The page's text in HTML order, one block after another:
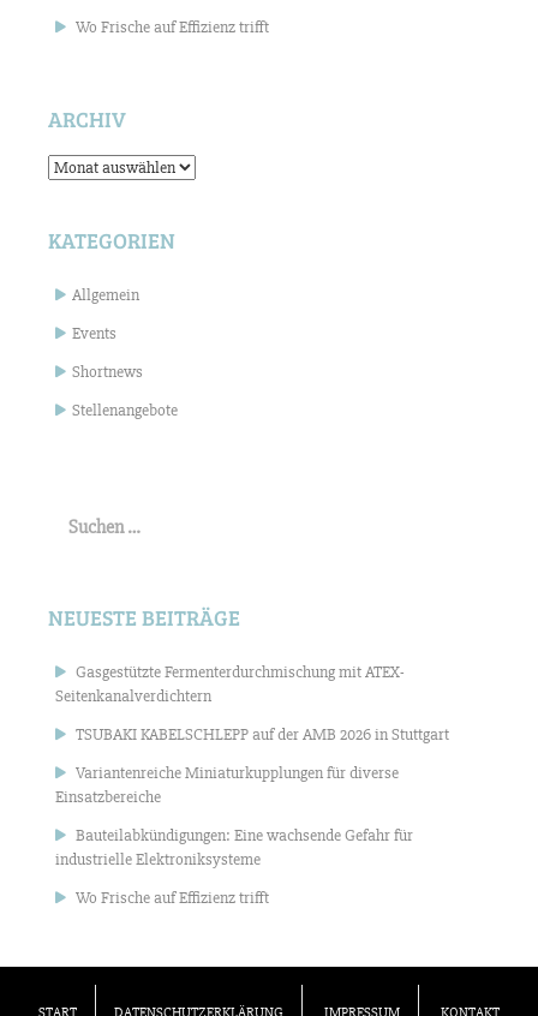
Wo Frische auf Effizienz trifft
ARCHIV
Archiv
KATEGORIEN
Allgemein
Events
Shortnews
Stellenangebote
nach:
NEUESTE BEITRÄGE
Gasgestützte Fermenterdurchmischung mit ATEX-
Seitenkanalverdichtern
TSUBAKI KABELSCHLEPP auf der AMB 2026 in Stuttgart
Variantenreiche Miniaturkupplungen für diverse
Einsatzbereiche
Bauteilabkündigungen: Eine wachsende Gefahr für
industrielle Elektroniksysteme
Wo Frische auf Effizienz trifft